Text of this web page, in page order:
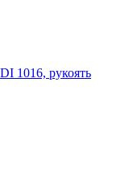
1016, рукоять